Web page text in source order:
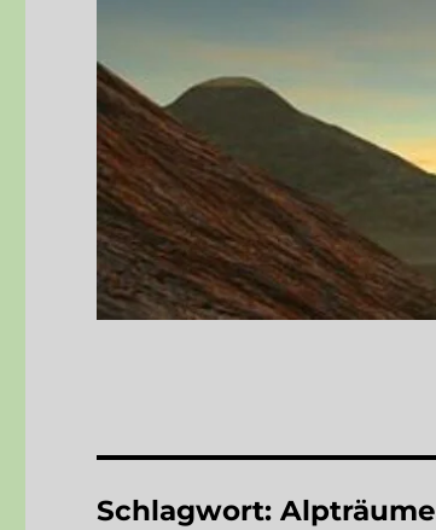
Schlagwort:Alpträume